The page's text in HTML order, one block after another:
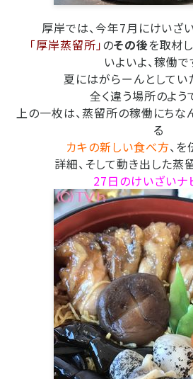
厚岸では、今年7月にけいざ
「厚岸蒸留所」のその後を取材
いよいよ、稼働で
夏にはがらーんとしてい
全く違う場所のよう
上の一枚は、蒸留所の稼働にち
る
カキの新しい食べ方、
詳細、そして動き出した蒸
27日のけいざいナ